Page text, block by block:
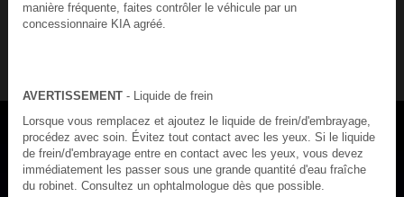
manière fréquente, faites contrôler le véhicule par un
concessionnaire KIA agréé.
AVERTISSEMENT- Liquide de frein
Lorsque vous remplacez et ajoutez le liquide de frein/d'embrayage,
procédez avec soin. Évitez tout contact avec les yeux. Si le liquide
de frein/d'embrayage entre en contact avec les yeux, vous devez
immédiatement les passer sous une grande quantité d'eau fraîche
du robinet. Consultez un ophtalmologue dès que possible.